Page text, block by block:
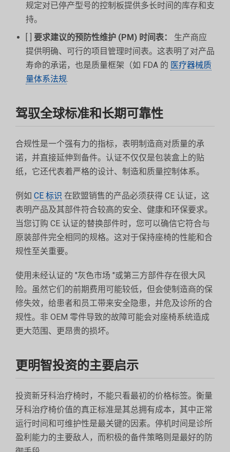
规定对已停产型号的控制板提供多长时间的库存和支
持。
[ ] 要求建议的预防性维护 (PM) 时间表：
生产商应
提供明确、可行的项目管理时间表。这表明了对产品
寿命的承诺，也是质量框架（如 FDA 的 医疗器械质
量体系法规.
驾驭全球标准和长期可靠性
合规性是一个强有力的指标，表明制造商对质量的承
诺，并直接延伸到备件。认证不仅仅是包装盒上的贴
纸，它还代表着严格的设计、制造和质量控制体系。
例如 CE 标识 在欧盟销售的产品必须获得 CE 认证，这
表明产品及其部件符合较高的安全、健康和环保要求。
当您订购 CE 认证的替换部件时，您可以确信它符合与
原装部件完全相同的规格。这对于保持座椅的性能和合
规性至关重要。
使用未经认证的 "灰色市场 "或第三方部件存在很大风
险。虽然它们的前期费用可能较低，但会使制造商的保
修失效，给患者和员工带来安全隐患，并危及诊所的合
规性。非 OEM 零件导致的故障可能会对座椅系统造成
更大范围、更昂贵的损坏。
更明智投资的主要启示
投资新牙科治疗椅时，不能只看最初的价格标签。衡量
牙科治疗椅价值的真正标准是其总拥有成本，其中正常
运行时间和可维护性是最关键的因素。停机时间是诊所
盈利能力的主要敌人，而积极的备件策略则是最好的防